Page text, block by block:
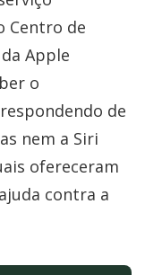
Centro de
Apple
o
de
nem a Siri
ofereceram
contra a